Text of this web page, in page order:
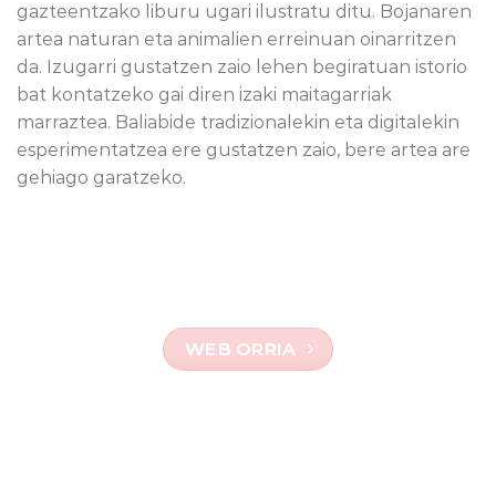
gazteentzako liburu ugari ilustratu ditu. Bojanaren
artea naturan eta animalien erreinuan oinarritzen
da. Izugarri gustatzen zaio lehen begiratuan istorio
bat kontatzeko gai diren izaki maitagarriak
marraztea. Baliabide tradizionalekin eta digitalekin
esperimentatzea ere gustatzen zaio, bere artea are
gehiago garatzeko.
WEB ORRIA